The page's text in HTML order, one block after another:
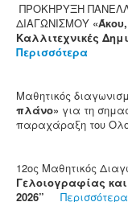
ΠΡΟΚΗΡΥΞΗ
ΔΙΑΓΩΝΙΣΜΟΥ
Καλλιτεχνικές
Περισσότερα
Μαθητικός
πλάνο» για τη
παραχάραξη του
12ος Μαθητικός
Γελοιογραφίας
2026” Περισσότερα